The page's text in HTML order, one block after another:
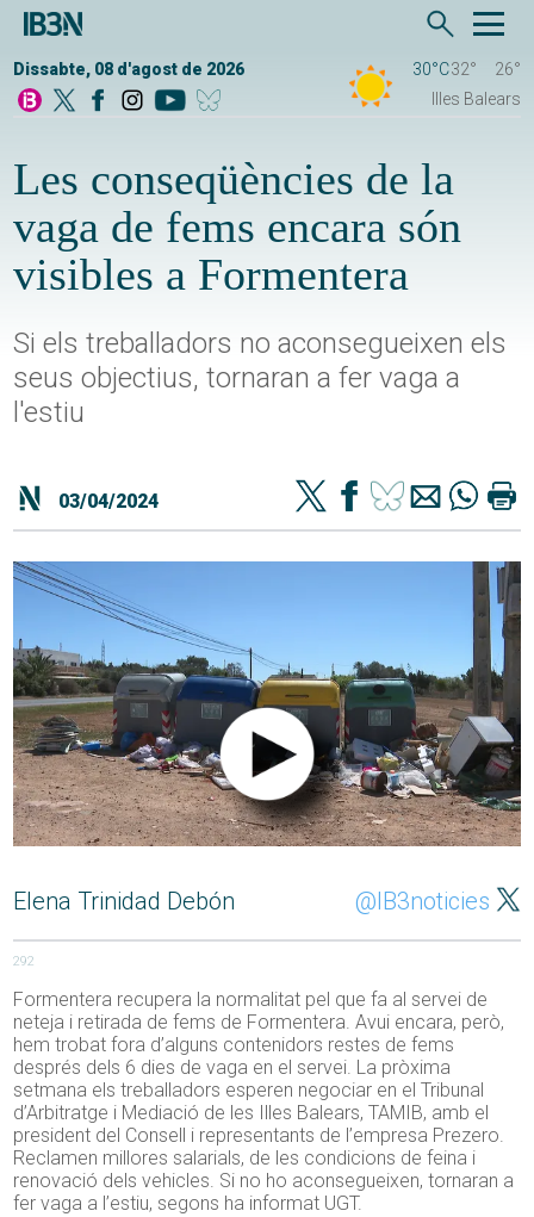
Dissabte, 08 d'agost de 2026 30°C32°
26°
Illes Balears
Les conseqüències de la
vaga de fems encara són
visibles a Formentera
Si els treballadors no aconsegueixen els
seus objectius, tornaran a fer vaga a
l'estiu
03/04/2024
Elena Trinidad Debón @IB3noticies
292
Formentera recupera la normalitat pel que fa al servei de
neteja i retirada de fems de Formentera. Avui encara, però,
hem trobat fora d’alguns contenidors restes de fems
després dels 6 dies de vaga en el servei. La pròxima
setmana els treballadors esperen negociar en el Tribunal
d’Arbitratge i Mediació de les Illes Balears, TAMIB, amb el
president del Consell i representants de l’empresa Prezero.
Reclamen millores salarials, de les condicions de feina i
renovació dels vehicles. Si no ho aconsegueixen, tornaran a
fer vaga a l’estiu, segons ha informat UGT.